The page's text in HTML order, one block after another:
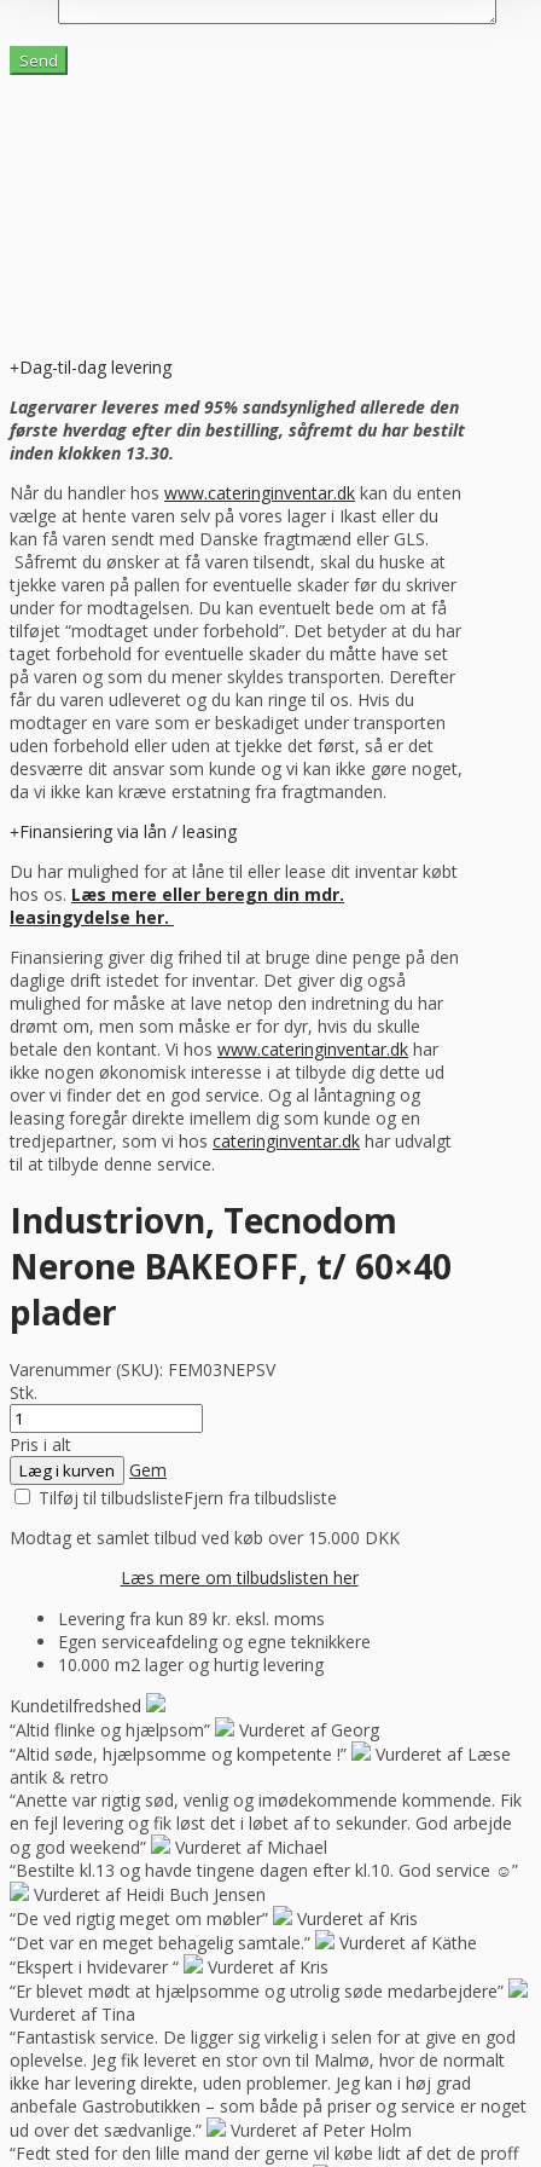
Dag-til-dag levering
Lagervarer leveres med 95% sandsynlighed allerede den
første hverdag efter din bestilling, såfremt du har bestilt
inden klokken 13.30.
Når du handler hos www.cateringinventar.dk kan du enten
vælge at hente varen selv på vores lager i Ikast eller du
kan få varen sendt med Danske fragtmænd eller GLS.
Såfremt du ønsker at få varen tilsendt, skal du huske at
tjekke varen på pallen for eventuelle skader før du skriver
under for modtagelsen. Du kan eventuelt bede om at få
tilføjet “modtaget under forbehold”. Det betyder at du har
taget forbehold for eventuelle skader du måtte have set
på varen og som du mener skyldes transporten. Derefter
får du varen udleveret og du kan ringe til os. Hvis du
modtager en vare som er beskadiget under transporten
uden forbehold eller uden at tjekke det først, så er det
desværre dit ansvar som kunde og vi kan ikke gøre noget,
da vi ikke kan kræve erstatning fra fragtmanden.
Finansiering via lån / leasing
Du har mulighed for at låne til eller lease dit inventar købt
hos os. Læs mere eller beregn din mdr.
leasingydelse her.
Finansiering giver dig frihed til at bruge dine penge på den
daglige drift istedet for inventar. Det giver dig også
mulighed for måske at lave netop den indretning du har
drømt om, men som måske er for dyr, hvis du skulle
betale den kontant. Vi hos www.cateringinventar.dk har
ikke nogen økonomisk interesse i at tilbyde dig dette ud
over vi finder det en god service. Og al låntagning og
leasing foregår direkte imellem dig som kunde og en
tredjepartner, som vi hos cateringinventar.dk har udvalgt
til at tilbyde denne service.
Industriovn, Tecnodom
Nerone BAKEOFF, t/ 60×40
plader
Varenummer (SKU): FEM03NEPSV
Stk.
Pris i alt
Læg i kurven
Gem
Tilføj til tilbudslisteFjern fra tilbudsliste
Modtag et samlet tilbud ved køb over 15.000 DKK
Læs mere om tilbudslisten her
Levering fra kun 89 kr. eksl. moms
Egen serviceafdeling og egne teknikkere
10.000 m2 lager og hurtig levering
Kundetilfredshed
“Altid flinke og hjælpsom”
Vurderet af Georg
“Altid søde, hjælpsomme og kompetente !”
Vurderet af Læse
antik & retro
“Anette var rigtig sød, venlig og imødekommende kommende. Fik
en fejl levering og fik løst det i løbet af to sekunder. God arbejde
og god weekend”
Vurderet af Michael
“Bestilte kl.13 og havde tingene dagen efter kl.10. God service ☺”
Vurderet af Heidi Buch Jensen
“De ved rigtig meget om møbler”
Vurderet af Kris
“Det var en meget behagelig samtale.”
Vurderet af Käthe
“Ekspert i hvidevarer “
Vurderet af Kris
“Er blevet mødt at hjælpsomme og utrolig søde medarbejdere”
Vurderet af Tina
“Fantastisk service. De ligger sig virkelig i selen for at give en god
oplevelse. Jeg fik leveret en stor ovn til Malmø, hvor de normalt
ikke har levering direkte, uden problemer. Jeg kan i høj grad
anbefale Gastrobutikken – som både på priser og service er noget
ud over det sædvanlige.”
Vurderet af Peter Holm
“Fedt sted for den lille mand der gerne vil købe lidt af det de proff